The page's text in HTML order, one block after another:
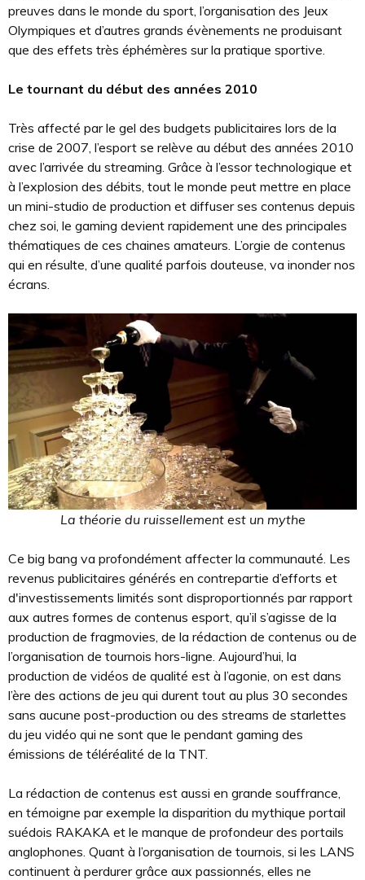
preuves dans le monde du sport, l’organisation des Jeux
Olympiques et d’autres grands évènements ne produisant
que des effets très éphémères sur la pratique sportive.
Le tournant du début des années 2010
Très affecté par le gel des budgets publicitaires lors de la
crise de 2007, l’esport se relève au début des années 2010
avec l’arrivée du streaming. Grâce à l’essor technologique et
à l’explosion des débits, tout le monde peut mettre en place
un mini-studio de production et diffuser ses contenus depuis
chez soi, le gaming devient rapidement une des principales
thématiques de ces chaines amateurs. L’orgie de contenus
qui en résulte, d’une qualité parfois douteuse, va inonder nos
écrans.
La théorie du ruissellement est un mythe
Ce big bang va profondément affecter la communauté. Les
revenus publicitaires générés en contrepartie d’efforts et
d'investissements limités sont disproportionnés par rapport
aux autres formes de contenus esport, qu’il s’agisse de la
production de fragmovies, de la rédaction de contenus ou de
l’organisation de tournois hors-ligne. Aujourd’hui, la
production de vidéos de qualité est à l’agonie, on est dans
l’ère des actions de jeu qui durent tout au plus 30 secondes
sans aucune post-production ou des streams de starlettes
du jeu vidéo qui ne sont que le pendant gaming des
émissions de téléréalité de la TNT.
La rédaction de contenus est aussi en grande souffrance,
en témoigne par exemple la disparition du mythique portail
suédois RAKAKA et le manque de profondeur des portails
anglophones. Quant à l’organisation de tournois, si les LANS
continuent à perdurer grâce aux passionnés, elles ne